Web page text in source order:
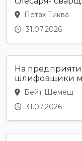
Петах Тиква
31.07.2026
На
шлифовщики
Бейт Шемеш
31.07.2026